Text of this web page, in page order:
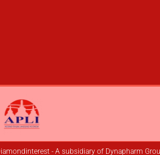
- A subsidiary of Dynapharm